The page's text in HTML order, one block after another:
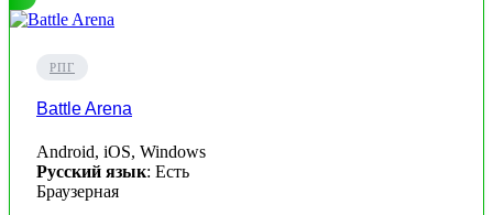
РПГ
Battle Arena
Android, iOS, Windows
Русский язык: Есть
Браузерная